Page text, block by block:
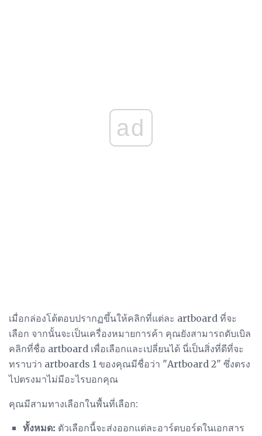
ad
เมื่อกล่องโต้ตอบปรากฏขึ้นให้คลิกที่แต่ละ artboard ที่จะ
เลือก จากนั้นจะเป็นเครื่องหมายการค้า คุณยังสามารถดับเบิล
คลิกที่ชื่อ artboard เพื่อเลือกและเปลี่ยนได้ นี่เป็นสิ่งที่ดีที่จะ
ทราบว่า artboards 1 ของคุณมีชื่อว่า "Artboard 2" ซึ่งตรง
ไปตรงมาไม่มีอะไรบอกคุณ
คุณมีสามทางเลือกในพื้นที่เลือก:
ทั้งหมด: ตัวเลือกนี้จะส่งออกแต่ละอาร์ตบอร์ดในเอกสาร